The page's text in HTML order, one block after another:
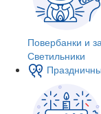
Повербанки и
Светильники